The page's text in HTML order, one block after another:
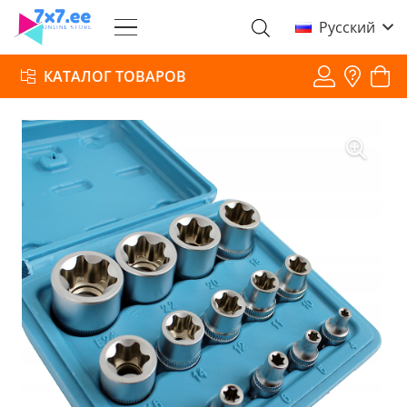
Русский
КАТАЛОГ ТОВАРОВ